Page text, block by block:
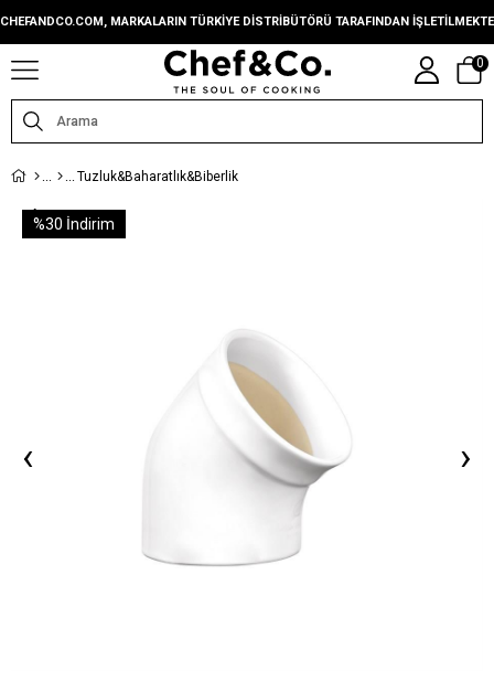
CHEFANDCO.COM, MARKALARIN TÜRKIYE DISTRIBÜTÖRÜ TARAFINDAN
0
Tuzluk&Baharatlık&Biberlik
‹ ›
%30 İndirim